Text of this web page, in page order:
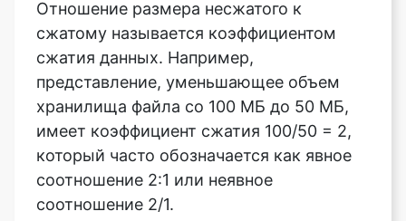
представление, уменьшающее объем
хранилища файла со 100 МБ до 50 МБ,
имеет коэффициент сжатия 100/50 = 2,
который часто обозначается как явное
соотношение 2:1 или неявное
соотношение 2/1.
Изменяет ли сжатие размер